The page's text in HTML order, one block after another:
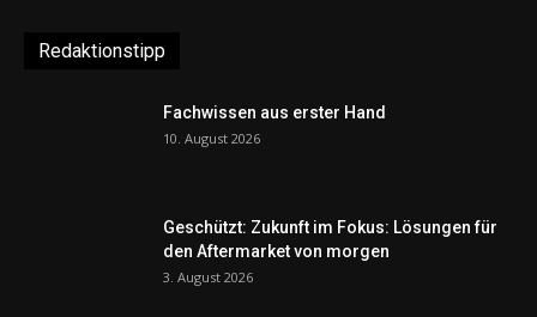
Redaktionstipp
Fachwissen aus erster Hand
10. August 2026
Geschützt: Zukunft im Fokus: Lösungen für
den Aftermarket von morgen
3. August 2026